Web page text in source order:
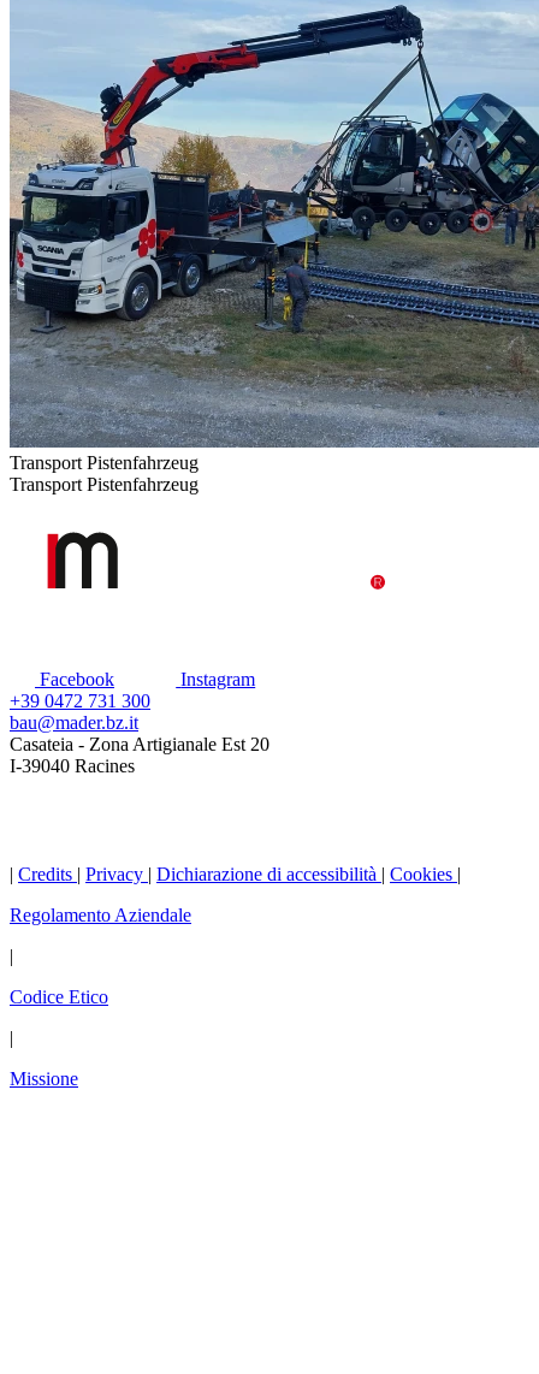
Transport Pistenfahrzeug
Transport Pistenfahrzeug
Facebook
Instagram
+39 0472 731 300
bau@mader.bz.it
Casateia - Zona Artigianale Est 20
I-39040 Racines
Credits Privacy Dichiarazione di accessibilità Cookies
Regolamento Aziendale
Codice Etico
Missione